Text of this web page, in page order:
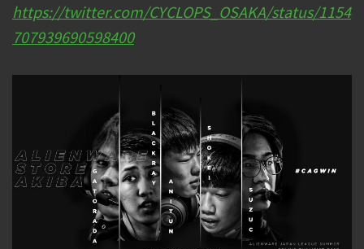
https://twitter.com/CYCLOPS_OSAKA/status/1154
707939690598400